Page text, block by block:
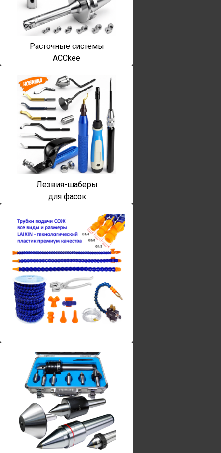
Расточные системы
ACCkee
Лезвия-шаберы
для фасок
Винты torx